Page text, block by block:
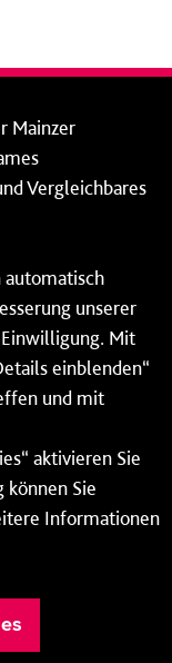
sowie an
werden Ihre
Callcenter des
erhalten Sie
zu
Mainzer
Vergleichbares
automatisch
unserer
Mit
einblenden“
und mit
aktivieren Sie
können Sie
Informationen